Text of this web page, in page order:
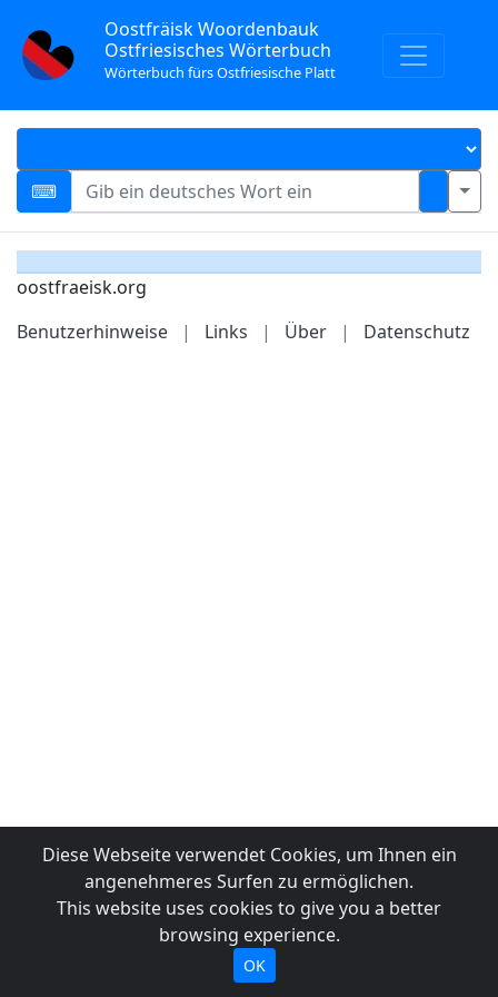
Oostfräisk Woordenbauk
Ostfriesisches Wörterbuch
Wörterbuch fürs Ostfriesische Platt
oostfraeisk.org
Benutzerhinweise
| Links | Über | Datenschutz
Diese Webseite verwendet Cookies, um Ihnen ein
angenehmeres Surfen zu ermöglichen.
This website uses cookies to give you a better
browsing experience.
OK